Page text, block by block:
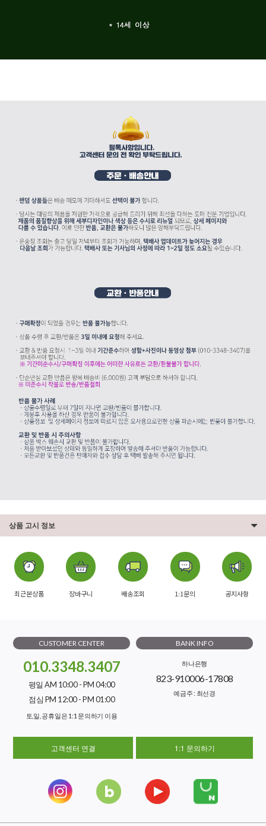
상품 고시 정보
최근본상품 장바구니 배송조회 1:1문의 공지사항
CUSTOMER CENTER
010.3348.3407
평일 AM 10:00 - PM 04:00
점심 PM 12:00 - PM 01:00
토,일, 공휴일은 1:1 문의하기 이용
BANK INFO
하나은행
823-910006-17808
예금주 : 최선경
고객센터 연결 1:1 문의하기